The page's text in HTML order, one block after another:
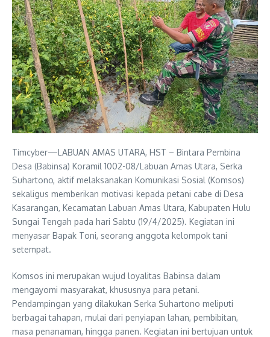
Timcyber—LABUAN AMAS UTARA, HST – Bintara Pembina
Desa (Babinsa) Koramil 1002-08/Labuan Amas Utara, Serka
Suhartono, aktif melaksanakan Komunikasi Sosial (Komsos)
sekaligus memberikan motivasi kepada petani cabe di Desa
Kasarangan, Kecamatan Labuan Amas Utara, Kabupaten Hulu
Sungai Tengah pada hari Sabtu (19/4/2025). Kegiatan ini
menyasar Bapak Toni, seorang anggota kelompok tani
setempat.
Komsos ini merupakan wujud loyalitas Babinsa dalam
mengayomi masyarakat, khususnya para petani.
Pendampingan yang dilakukan Serka Suhartono meliputi
berbagai tahapan, mulai dari penyiapan lahan, pembibitan,
masa penanaman, hingga panen. Kegiatan ini bertujuan untuk